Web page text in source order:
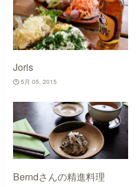
Joris
5月 05, 2015
Berndさんの精進料理